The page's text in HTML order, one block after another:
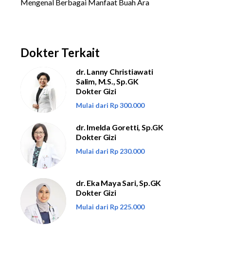
Dokter Terkait